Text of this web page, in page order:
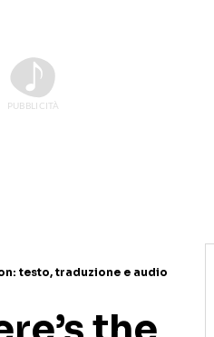
TALENT SHOW
testo, traduzione e audio